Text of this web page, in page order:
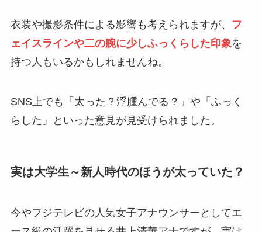
衣装や撮影条件による影響も考えられますが、
フ
ェイスラインや二の腕に少しふっくらした印象を
持つ人もいるかもしれませんね。
SNS上でも「太った？浮腫んでる？」や「ふっく
らした」といった意見が見受けられました。
実は大学生～新人時代のほうが太っていた？
今やフジテレビの人気女子アナウンサーとしてエ